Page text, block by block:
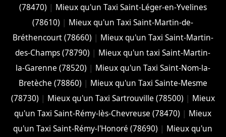
(78470) | Mieux qu'un Taxi Saint-Léger-en-Yvelines
(78610) | Mieux qu'un Taxi Saint-Martin-de-
Bréthencourt (78660) | Mieux qu'un Taxi Saint-Martin-
des-Champs (78790) | Mieux qu'un taxi Saint-Martin-
la-Garenne (78520) | Mieux qu'un Taxi Saint-Nom-la-
Bretèche (78860) | Mieux qu'un Taxi Sainte-Mesme
(78730) | Mieux qu'un Taxi Sartrouville (78500) | Mieux
qu'un Taxi Saint-Rémy-lès-Chevreuse (78470) | Mieux
qu'un Taxi Saint-Rémy-l'Honoré (78690) | Mieux qu'un